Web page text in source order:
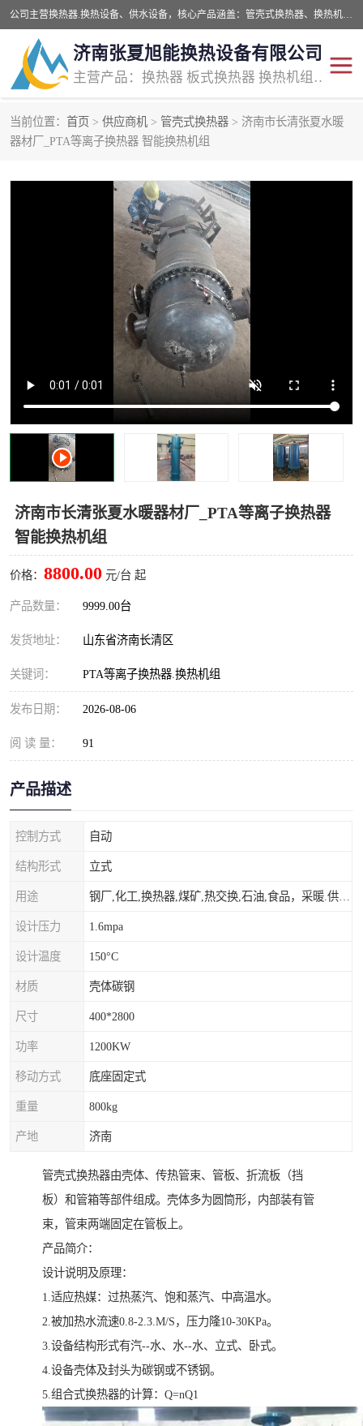
公司主营换热器.换热设备、供水设备，核心产品涵盖：管壳式换热器、换热机组、不锈钢组合式水箱、水处理设备等，提供非标设备集生产、销售、安装一体化服务，可满足全国酒店、学校、医院、商业综合体、工业项目等多场景换热与供水需求。
济南张夏旭能换热设备有限公司
主营产品：换热器 板式换热器 换热机组 供水设备 水处理设备
当前位置： 首页 > 供应商机 > 管壳式换热器 > 济南市长清张夏水暖
器材厂_PTA等离子换热器 智能换热机组
济南市长清张夏水暖器材厂_PTA等离子换热器
智能换热机组
价格： 8800.00 元/台 起
产品数量： 9999.00台
发货地址： 山东省济南长清区
关键词： PTA等离子换热器.换热机组
发布日期： 2026-08-06
阅 读 量： 91
产品描述
控制方式 自动
结构形式 立式
用途
设计压力 1.6mpa
设计温度 150°C
材质 壳体碳钢
尺寸 400*2800
功率 1200KW
移动方式 底座固定式
重量 800kg
产地 济南
管壳式换热器由壳体、传热管束、管板、折流板（挡
板）和管箱等部件组成。壳体多为圆筒形，内部装有管
束，管束两端固定在管板上。
产品简介：
设计说明及原理：
1.适应热媒：过热蒸汽、饱和蒸汽、中高温水。
2.被加热水流速0.8-2.3.M/S，压力隆10-30KPa。
3.设备结构形式有汽--水、水--水、立式、卧式。
4.设备壳体及封头为碳钢或不锈钢。
5.组合式换热器的计算：Q=nQ1
管壳式换热器 容积式换热器
汽水换热机组 板式换热设备
定压补水装置
水处理器设备
锅炉辅机设备